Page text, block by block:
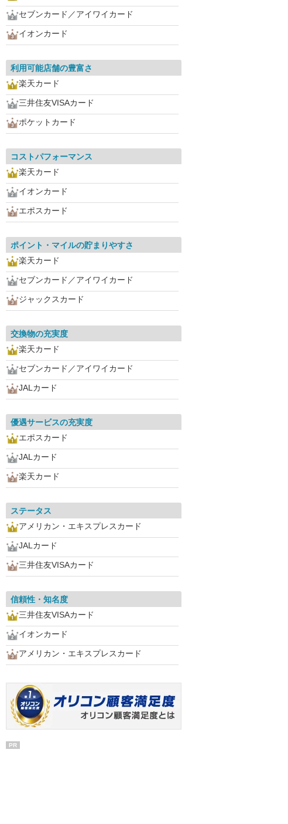
セブンカード／アイワイカード
イオンカード
利用可能店舗の豊富さ
楽天カード
三井住友VISAカード
ポケットカード
コストパフォーマンス
楽天カード
イオンカード
エポスカード
ポイント・マイルの貯まりやすさ
楽天カード
セブンカード／アイワイカード
ジャックスカード
交換物の充実度
楽天カード
セブンカード／アイワイカード
JALカード
優遇サービスの充実度
エポスカード
JALカード
楽天カード
ステータス
アメリカン・エキスプレスカード
JALカード
三井住友VISAカード
信頼性・知名度
三井住友VISAカード
イオンカード
アメリカン・エキスプレスカード
PR